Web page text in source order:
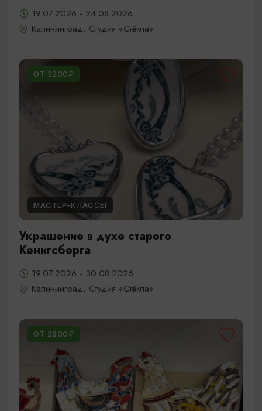
19.07.2026 - 24.08.2026
Калининград, Студия «Стёкла»
ОТ 3200₽
МАСТЕР-КЛАССЫ
Украшение в духе старого
Кенигсберга
19.07.2026 - 30.08.2026
Калининград, Студия «Стёкла»
ОТ 2800₽